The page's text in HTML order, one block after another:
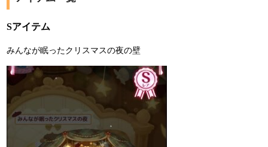
Sアイテム
みんなが眠ったクリスマスの夜の壁